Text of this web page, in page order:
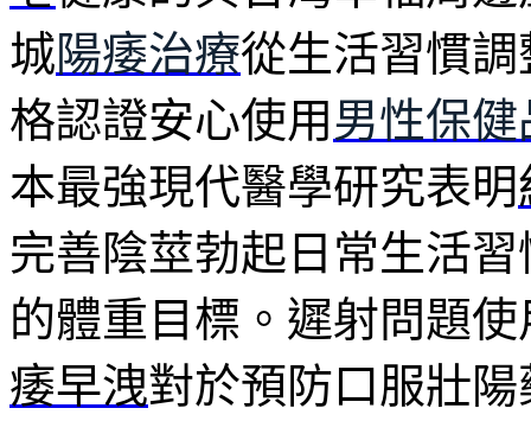
城陽痿治療從生活習慣
格認證安心使用 男性保健
本最強現代醫學研究表明
完善陰莖勃起日常生活習
的體重目標。遲射問題
痿早洩對於預防口服壯